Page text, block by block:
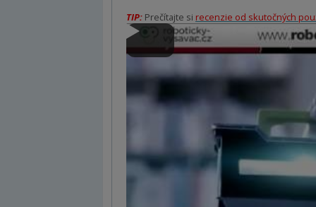
TIP: Prečítajte si recenzie od skutočných